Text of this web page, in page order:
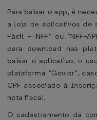
Para baixar o app, é
a loja de aplicativos de
Fácil – NFF” ou “NFF-
para download nas
baixar o aplicativo, o
plataforma “Gov.br”,
CPF associado à
nota fiscal.
O cadastramento da